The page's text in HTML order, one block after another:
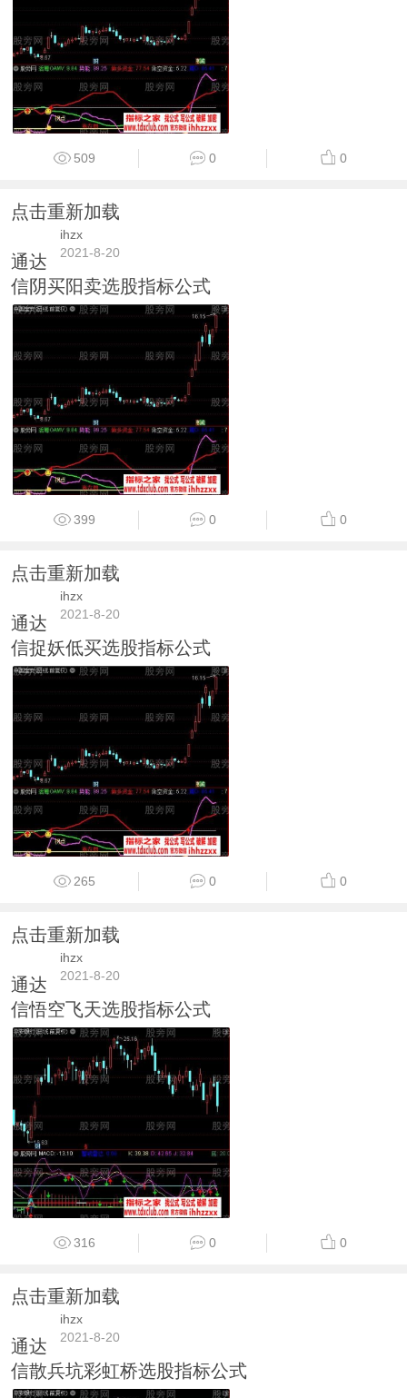
509 0 0
点击重新加载
ihzx
2021-8-20
通达
信阴买阳卖选股指标公式
399 0 0
点击重新加载
ihzx
2021-8-20
通达
信捉妖低买选股指标公式
265 0 0
点击重新加载
ihzx
2021-8-20
通达
信悟空飞天选股指标公式
316 0 0
点击重新加载
ihzx
2021-8-20
通达
信散兵坑彩虹桥选股指标公式